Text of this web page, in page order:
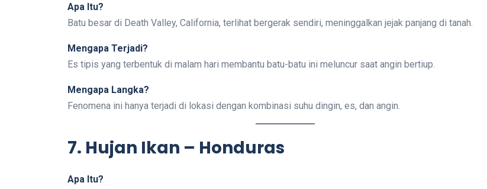
Apa Itu?
Batu besar di Death Valley, California, terlihat bergerak sendiri, meninggalkan jejak panjang di tanah.
Mengapa Terjadi?
Es tipis yang terbentuk di malam hari membantu batu-batu ini meluncur saat angin bertiup.
Mengapa Langka?
Fenomena ini hanya terjadi di lokasi dengan kombinasi suhu dingin, es, dan angin.
7. Hujan Ikan – Honduras
Apa Itu?